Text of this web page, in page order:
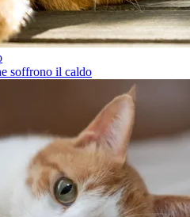
soffrono il caldo